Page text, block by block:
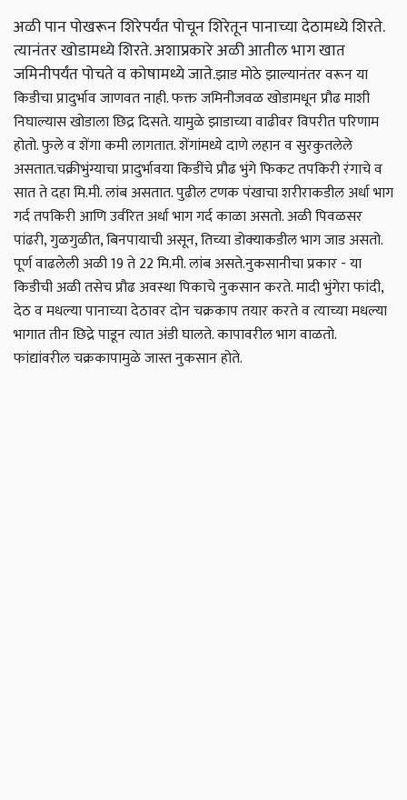
अळी पान पोखरून शिरेपर्यंत पोचून शिरेतून पानाच्या देठामध्ये शिरते.
त्यानंतर खोडामध्ये शिरते. अशाप्रकारे अळी आतील भाग खात
जमिनीपर्यंत पोचते व कोषामध्ये जाते.झाड मोठे झाल्यानंतर वरून या
किडीचा प्रादुर्भाव जाणवत नाही. फक्त जमिनीजवळ खोडामधून प्रौढ माशी
निघाल्यास खोडाला छिद्र दिसते. यामुळे झाडाच्या वाढीवर विपरीत परिणाम
होतो. फुले व शेंगा कमी लागतात. शेंगांमध्ये दाणे लहान व सुरकुतलेले
असतात.चक्रीभुंग्याचा प्रादुर्भावया किडींचे प्रौढ भुंगे फिकट तपकिरी रंगाचे व
सात ते दहा मि.मी. लांब असतात. पुढील टणक पंखाचा शरीराकडील अर्धा भाग
गर्द तपकिरी आणि उर्वरित अर्धा भाग गर्द काळा असतो. अळी पिवळसर
पांढरी, गुळगुळीत, बिनपायाची असून, तिच्या डोक्‍याकडील भाग जाड असतो.
पूर्ण वाढलेली अळी 19 ते 22 मि.मी. लांब असते.नुकसानीचा प्रकार - या
किडीची अळी तसेच प्रौढ अवस्था पिकाचे नुकसान करते. मादी भुंगेरा फांदी,
देठ व मधल्या पानाच्या देठावर दोन चक्रकाप तयार करते व त्याच्या मधल्या
भागात तीन छिद्रे पाडून त्यात अंडी घालते. कापावरील भाग वाळतो.
फांद्यांवरील चक्रकापामुळे जास्त नुकसान होते.